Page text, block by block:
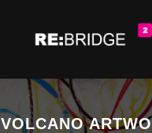
VOLCANO